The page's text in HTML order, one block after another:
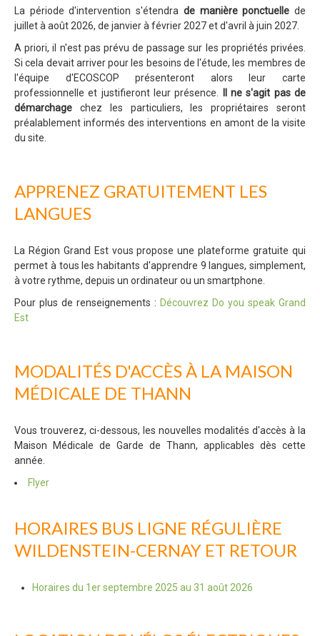
La période d'intervention s'étendra de manière ponctuellede
juillet à août 2026, de janvier à février 2027 et d'avril à juin 2027.
A priori, il n'est pas prévu de passage sur les propriétés privées.
Si cela devait arriver pour les besoins de l'étude, les membres de
l'équipe d'ECOSCOP présenteront alors leur carte
professionnelle et justifieront leur présence.
Il ne s'agit pas de
démarchage chez les particuliers, les propriétaires seront
préalablement informés des interventions en amont de la visite
du site.
APPRENEZ GRATUITEMENT LES
LANGUES
La Région Grand Est vous propose une plateforme gratuite qui
permet à tous les habitants d'apprendre 9 langues, simplement,
à votre rythme, depuis un ordinateur ou un smartphone.
Pour plus de renseignements : Découvrez Do you speak Grand
Est
MODALITÉS D'ACCÈS À LA MAISON
MÉDICALE DE THANN
Vous trouverez, ci-dessous, les nouvelles modalités d'accès à la
Maison Médicale de Garde de Thann, applicables dès cette
année.
Flyer
HORAIRES BUS LIGNE RÉGULIÈRE
WILDENSTEIN-CERNAY ET RETOUR
Horaires du 1er septembre 2025 au 31 août 2026